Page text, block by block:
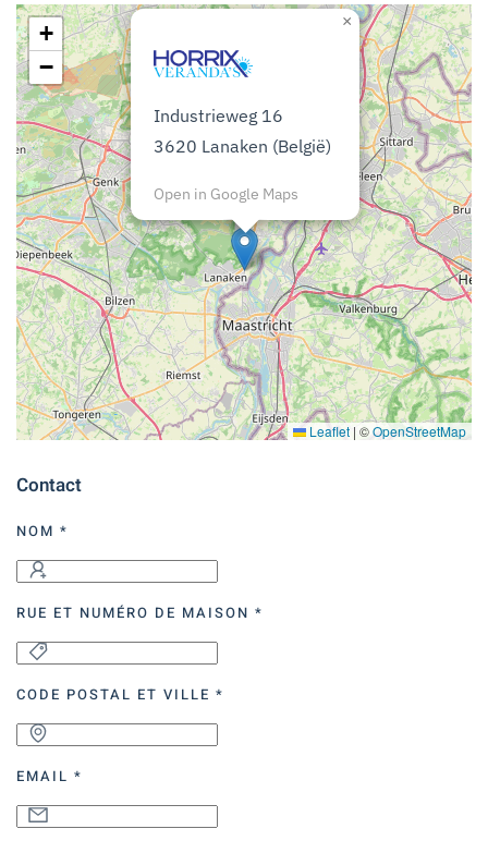
Industrieweg 16
3620 Lanaken (België)
Open in Google Maps
×
+
−
Leaflet | ©OpenStreetMap
Contact
NOM *
RUE ET NUMÉRO DE MAISON *
CODE POSTAL ET VILLE *
EMAIL *